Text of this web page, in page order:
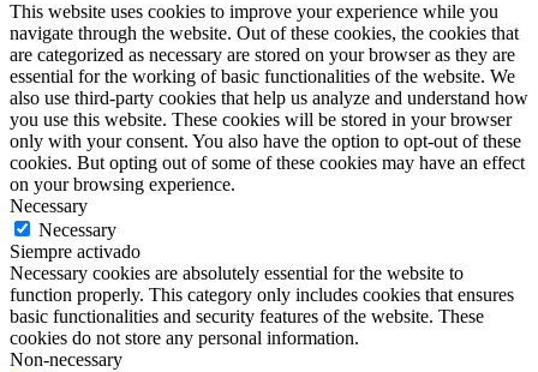
This website uses cookies to improve your experience while you
navigate through the website. Out of these cookies, the cookies that
are categorized as necessary are stored on your browser as they are
essential for the working of basic functionalities of the website. We
also use third-party cookies that help us analyze and understand how
you use this website. These cookies will be stored in your browser
only with your consent. You also have the option to opt-out of these
cookies. But opting out of some of these cookies may have an effect
on your browsing experience.
Necessary
Necessary
Siempre activado
Necessary cookies are absolutely essential for the website to
function properly. This category only includes cookies that ensures
basic functionalities and security features of the website. These
cookies do not store any personal information.
Non-necessary